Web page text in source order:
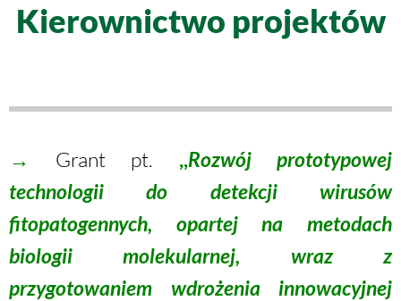
Kierownictwo projektów
→ Grant pt. ,,Rozwój prototypowej
technologii do detekcji wirusów
fitopatogennych, opartej na metodach
biologii molekularnej, wraz z
przygotowaniem wdrożenia innowacyjnej